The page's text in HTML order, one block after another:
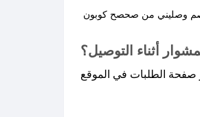
خصم وصليني من صحصح كوبون
أثناء التوصيل؟